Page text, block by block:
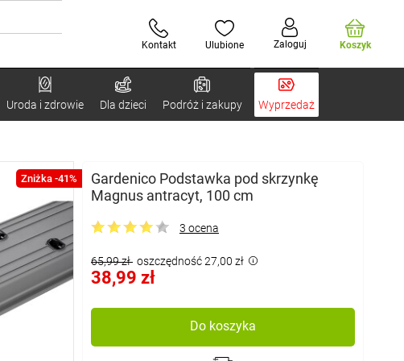
Kontakt Ulubione Zaloguj Koszyk
Uroda i zdrowie Dla dzieci Podróż i zakupy Wyprzedaż
Zniżka -41%
Gardenico Podstawka pod skrzynkę
Magnus antracyt, 100 cm
3 ocena
65,99 zł oszczędność 27,00 zł
38,99 zł
Do koszyka